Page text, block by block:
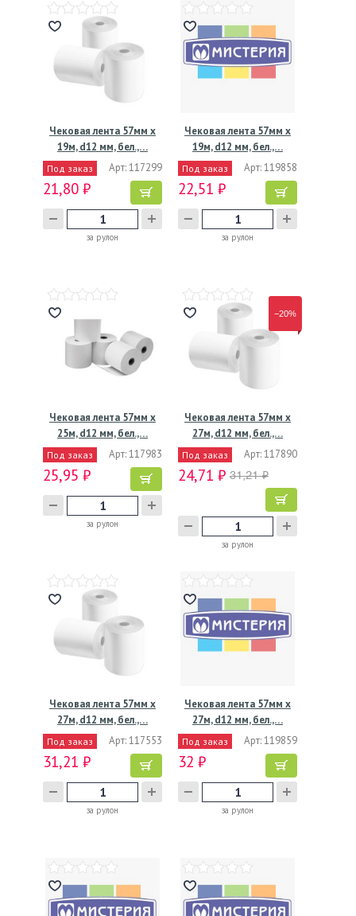
Чековая лента 57мм х
19м, d12 мм, бел.,…
Под заказ Арт: 117299
21,80 ₽
за рулон
Чековая лента 57мм х
19м, d12 мм, бел.,…
Под заказ Арт: 119858
22,51 ₽
за рулон
Чековая лента 57мм х
25м, d12 мм, бел.,…
Под заказ Арт: 117983
25,95 ₽
за рулон
−20%
Чековая лента 57мм х
27м, d12 мм, бел.,…
Под заказ Арт: 117890
24,71 ₽ 31,21 ₽
за рулон
Чековая лента 57мм х
27м, d12 мм, бел.,…
Под заказ Арт: 117553
31,21 ₽
за рулон
Чековая лента 57мм х
27м, d12 мм, бел.,…
Под заказ Арт: 119859
32 ₽
за рулон